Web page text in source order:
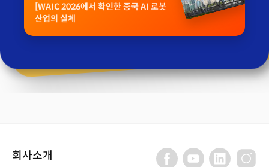
[WAIC 2026에서 확인한 중국 AI 로봇
산업의 실체
회사소개